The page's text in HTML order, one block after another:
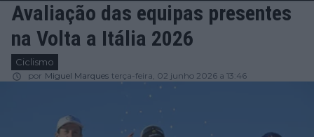
Avaliação das equipas presentes
na Volta a Itália 2026
Ciclismo
por Miguel Marques terça-feira, 02 junho 2026 a 13:46